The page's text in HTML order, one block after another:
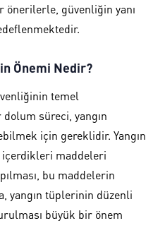
önerilerle, güvenliğin yanı
Önemi Nedir?
temel
süreci, yangın
için gereklidir. Yangın
maddeleri
bu maddelerin
yangın tüplerinin düzenli
büyük bir önem